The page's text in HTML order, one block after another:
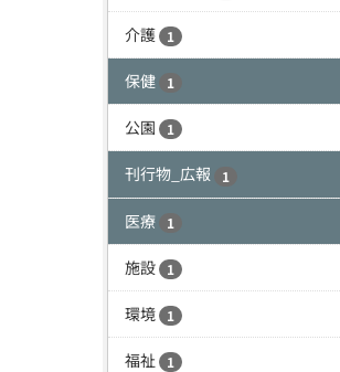
介護 1
保健 1
公園 1
刊行物_広報 1
医療 1
施設 1
環境 1
福祉 1